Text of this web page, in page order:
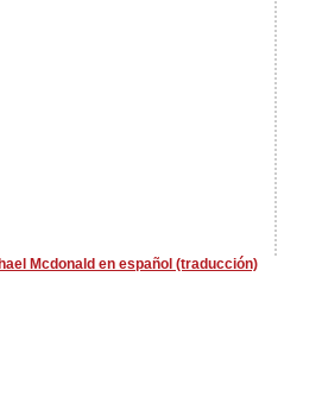
Mcdonald en español (traducción)